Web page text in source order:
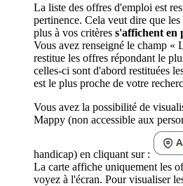
La liste des offres d'emploi est
pertinence. Cela veut dire que
plus à vos critères s'affichent en
Vous avez renseigné le champ «
restitue les offres répondant le
celles-ci sont d'abord restituées
est le plus proche de votre
Vous avez la possibilité de
Mappy (non accessible aux
handicap) en cliquant sur :
La carte affiche uniquement les
voyez à l'écran. Pour visualiser